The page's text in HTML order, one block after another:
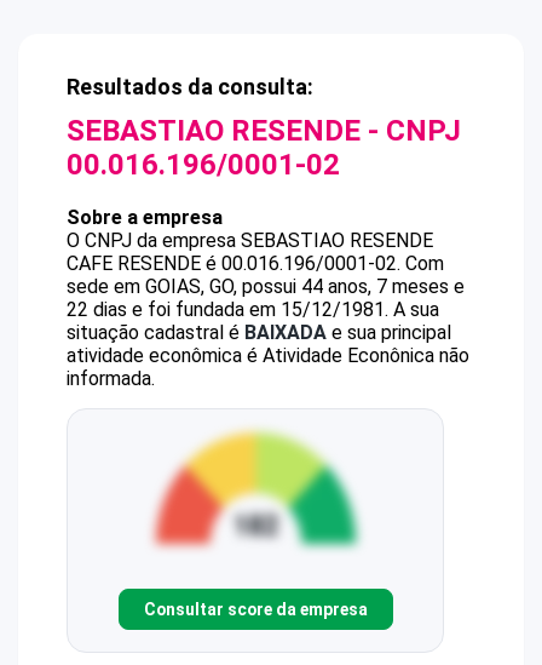
Resultados da consulta:
SEBASTIAO RESENDE - CNPJ
00.016.196/0001-02
Sobre a empresa
O CNPJ da empresa SEBASTIAO RESENDE
CAFE RESENDE é 00.016.196/0001-02. Com
sede em GOIAS, GO, possui 44 anos, 7 meses e
22 dias e foi fundada em 15/12/1981. A sua
situação cadastral é BAIXADA e sua principal
atividade econômica é Atividade Econônica não
informada.
Consultar score da empresa